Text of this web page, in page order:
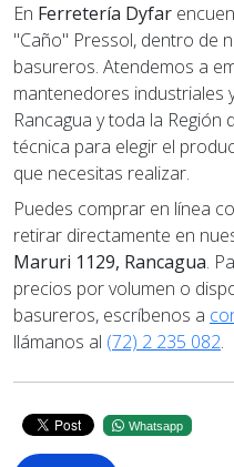
En Ferretería Dyfar
"Caño" Pressol, dentro de
basureros. Atendemos a
mantenedores industriales
Rancagua y toda la Región
técnica para elegir el
que necesitas realizar.
Puedes comprar en línea
retirar directamente en
Maruri 1129, Rancagua.
precios por volumen o
basureros, escríbenos a
llámanos al (72) 2 235 082.
Whatsapp